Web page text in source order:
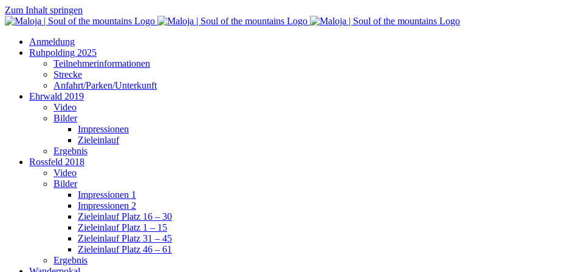
Zum Inhalt springen
Anmeldung
Ruhpolding 2025
Teilnehmerinformationen
Strecke
Anfahrt/Parken/Unterkunft
Ehrwald 2019
Video
Bilder
Impressionen
Zieleinlauf
Ergebnis
Rossfeld 2018
Video
Bilder
Impressionen 1
Impressionen 2
Zieleinlauf Platz 16 – 30
Zieleinlauf Platz 1 – 15
Zieleinlauf Platz 31 – 45
Zieleinlauf Platz 46 – 61
Ergebnis